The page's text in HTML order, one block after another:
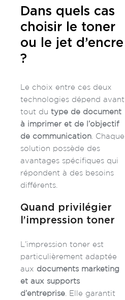
Dans quels cas
choisir le toner
ou le jet d’encre
?
Le choix entre ces deux
technologies dépend avant
tout du type de document
à imprimer et de l’objectif
de communication. Chaque
solution possède des
avantages spécifiques qui
répondent à des besoins
différents.
Quand privilégier
l’impression toner
L’impression toner est
particulièrement adaptée
aux documents marketing
et aux supports
d’entreprise. Elle garantit